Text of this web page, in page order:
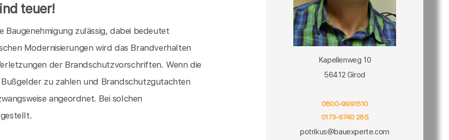
teuer!
Baugenehmigung zulässig, dabei bedeutet
Modernisierungen wird das Brandverhalten
der Brandschutzvorschriften. Wenn die
zu zahlen und Brandschutzgutachten
angeordnet. Bei solchen
Kapellenweg 10
56412 Girod
0800-9991510
0173-6740 285
potrikus@bauexperte.com